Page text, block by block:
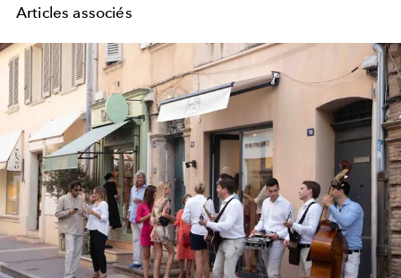
Articles associés